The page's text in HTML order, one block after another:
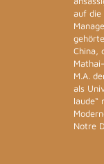
auf die
China,
M.A.
als
laude“
Notre